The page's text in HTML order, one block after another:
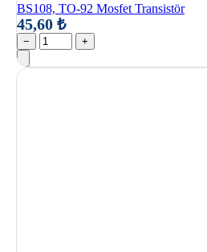
BS108, TO-92 Mosfet Transistör
45,60 ₺
− +